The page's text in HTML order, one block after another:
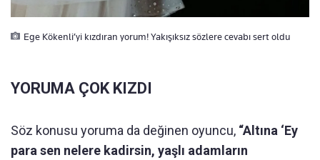
Ege Kökenli’yi kızdıran yorum! Yakışıksız sözlere cevabı sert oldu
YORUMA ÇOK KIZDI
Söz konusu yoruma da değinen oyuncu, “Altına ‘Ey
para sen nelere kadirsin, yaşlı adamların